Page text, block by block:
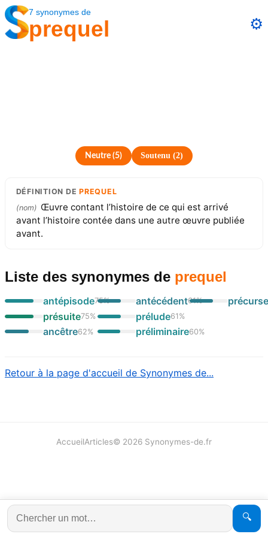
7 synonymes de
prequel ⚙️
Neutre(5) Soutenu (2)
DÉFINITION DEPREQUEL
(nom) Œuvre contant l’histoire de ce qui est arrivé
avant l’histoire contée dans une autre œuvre publiée
avant.
Liste des synonymes de prequel
antépisode75%
présuite75%
ancêtre62%
antécédent61%
prélude61 %
préliminaire60%
Retour à la page d'accueil de Synonymes de...
🔍
AccueilArticles© 2026 Synonymes-de.fr